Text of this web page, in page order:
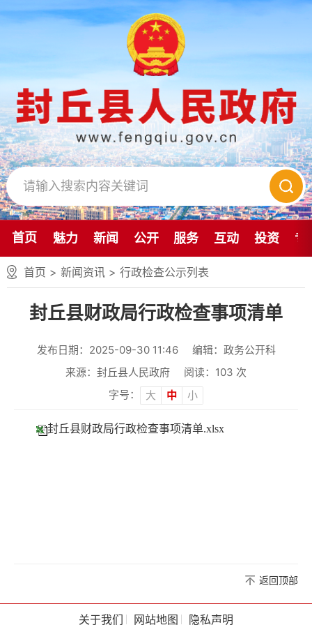
首页 魅力 新闻 公开 服务 互动 投资 专
首页 > 新闻资讯 > 行政检查公示列表
封丘县财政局行政检查事项清单
发布日期：2025-09-30 11:46
编辑：政务公开科
来源：封丘县人民政府
阅读： 103 次
字号：
大 中 小
封丘县财政局行政检查事项清单.xlsx
返回顶部
关于我们 网站地图 隐私声明